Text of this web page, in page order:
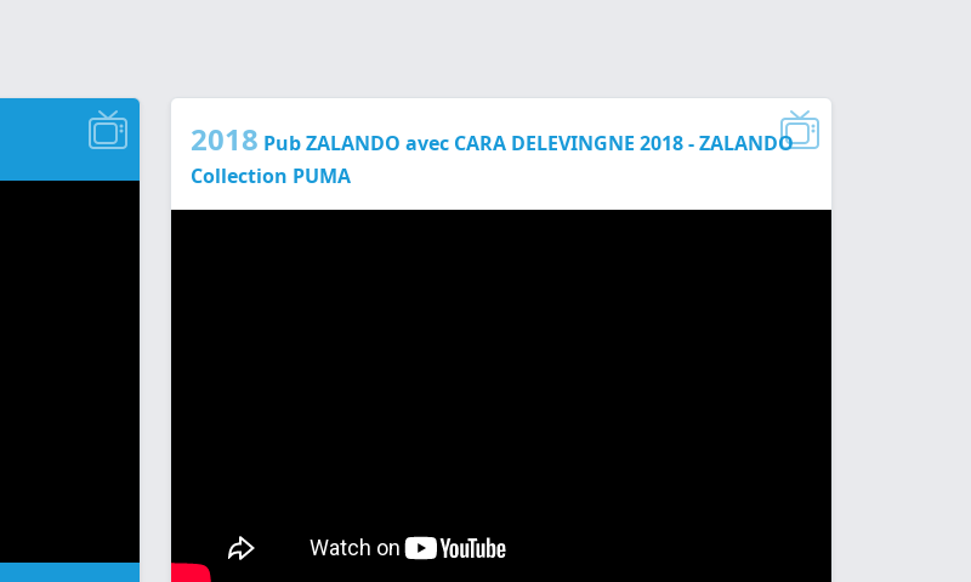
2018 Pub ZALANDO avec CARA DELEVINGNE 2018 - ZALANDO
Collection PUMA